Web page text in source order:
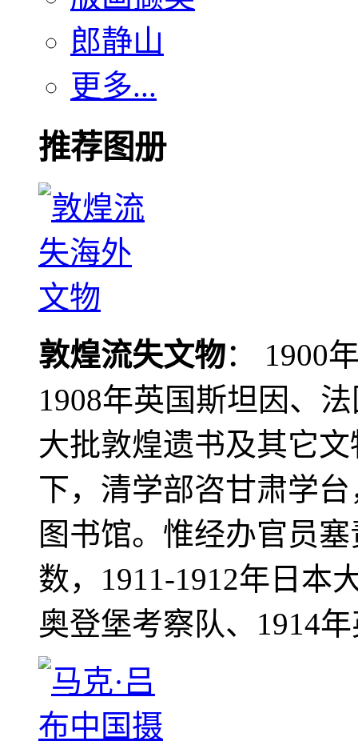
郎静山
更多...
推荐图册
敦煌流失文物： 1900
1908年英国斯坦因、
大批敦煌遗书及其它
下，清学部咨甘肃学
图书馆。惟经办官员
数，1911-1912年日本
奥登堡考察队、1914